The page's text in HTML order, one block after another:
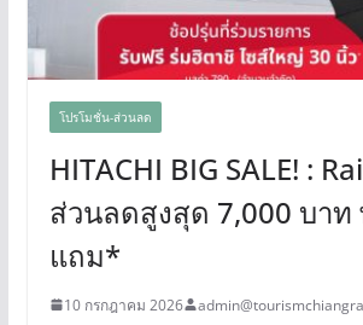
โปรโมชั่น-ส่วนลด
HITACHI BIG SALE! :
ส่วนลดสูงสุด 7,000 บาท
แถม*
10 กรกฎาคม 2026